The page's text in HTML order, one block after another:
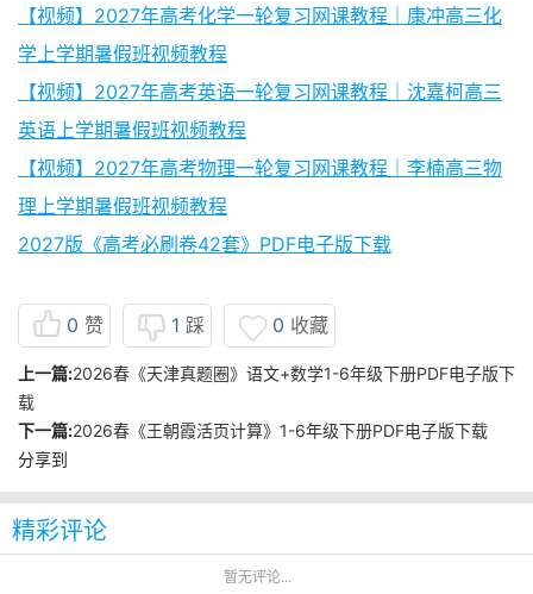
【视频】2027年高考化学一轮复习网课教程｜康冲高三化
学上学期暑假班视频教程
【视频】2027年高考英语一轮复习网课教程｜沈嘉柯高三
英语上学期暑假班视频教程
【视频】2027年高考物理一轮复习网课教程｜李楠高三物
理上学期暑假班视频教程
2027版《高考必刷卷42套》PDF电子版下载
0 赞 1 踩 0 收藏
上一篇:2026春《天津真题圈》语文+数学1-6年级下册PDF电子版下
载
下一篇:2026春《王朝霞活页计算》1-6年级下册PDF电子版下载
分享到
精彩评论
暂无评论...